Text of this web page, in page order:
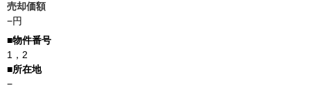
売却価額
−円
1，2
−